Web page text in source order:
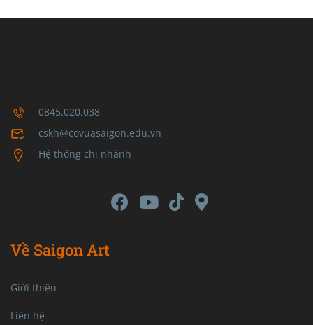
0845.020.038
cskh@covuasaigon.edu.vn
Hệ thống chi nhánh
Về Saigon Art
Giới thiệu
Liên hệ